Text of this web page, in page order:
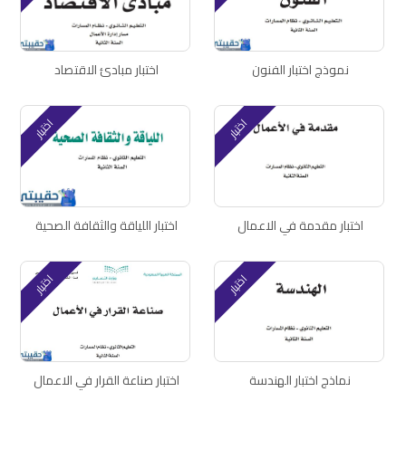
نموذج اختبار الفنون اختبار مبادئ الاقتصاد
اختبار
اختبار مقدمة في الاعمال
اختبار
اختبار اللياقة والثقافة الصحية
اختبار
نماذج اختبار الهندسة
اختبار
اختبار صناعة القرار في الاعمال